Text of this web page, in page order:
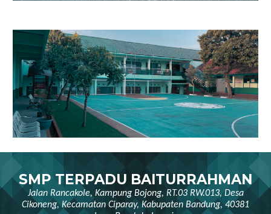
SMP TERPADU BAITURRAHMAN
Jalan Rancakole, Kampung Bojong, RT.03 RW.013, Desa
Cikoneng, Kecamatan Ciparay, Kabupaten Bandung, 40381